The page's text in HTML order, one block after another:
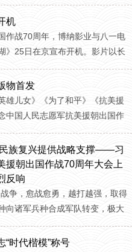
机
作战70周年，博纳影业与八一电
》25日在京宣布开机。影片以长
献的故事。
物首发
雄儿女》《为了和平》《抗美援
国人民志愿军抗美援朝出国作
民出版社、商务印书馆等出版发
族复兴提供战略支撑——习
援朝出国作战70周年大会上
反响
争，愈战愈勇，越打越强，取得
向诸军兵种合成军队转变，极大
时代楷模”称号